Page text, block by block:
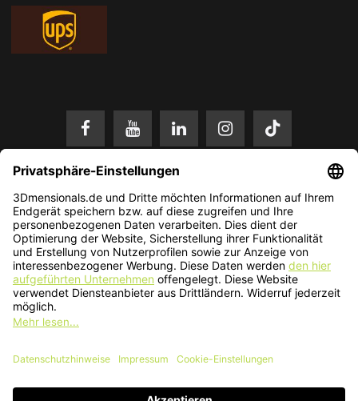
* Alle Preise in EUR inkl. gesetzl. Mehrwertsteuer zzgl. Versandkosten.
Änderungen und Irrtümer vorbehalten. Nur solange der Vorrat reicht.
© 2026 3Dmensionals / PONTIALIS GmbH & Co. KG - All Rights Reserved.​
Kundenbewertung